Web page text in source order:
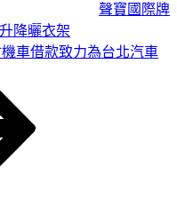
聲寶國際牌
降曬衣架
車借款致力為台北汽車